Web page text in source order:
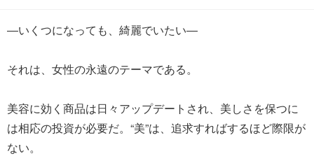
―いくつになっても、綺麗でいたい―
それは、女性の永遠のテーマである。
美容に効く商品は日々アップデートされ、美しさを保つに
は相応の投資が必要だ。“美”は、追求すればするほど際限が
ない。